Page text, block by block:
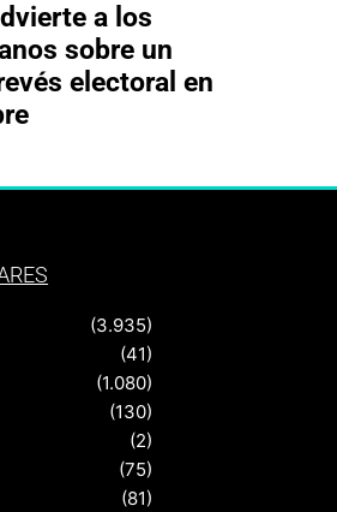
a los
sobre un
electoral en
(3.935)
(41)
(1.080)
(130)
(2)
(75)
(81)